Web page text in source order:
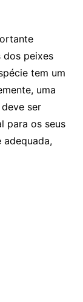
dos peixes
tem um‍
uma
ser
para‌ os ⁤seus
adequada,